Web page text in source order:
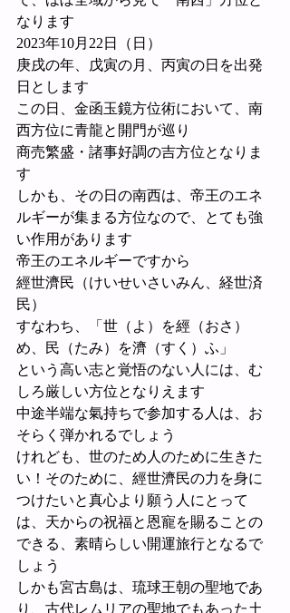
なります
2023年10月22日（日）
庚戌の年、戊寅の月、丙寅の日を出発
日とします
この日、金函玉鏡方位術において、南
西方位に青龍と開門が巡り
商売繁盛・諸事好調の吉方位となりま
す
しかも、その日の南西は、帝王のエネ
ルギーが集まる方位なので、とても強
い作用があります
帝王のエネルギーですから
經世濟民（けいせいさいみん、経世済
民）
すなわち、「世（よ）を經（おさ）
め、民（たみ）を濟（すく）ふ」
という高い志と覚悟のない人には、む
しろ厳しい方位となりえます
中途半端な氣持ちで参加する人は、お
そらく弾かれるでしょう
けれども、世のため人のために生きた
い！そのために、經世濟民の力を身に
つけたいと真心より願う人にとって
は、天からの祝福と恩寵を賜ることの
できる、素晴らしい開運旅行となるで
しょう
しかも宮古島は、琉球王朝の聖地であ
り、古代レムリアの聖地でもあった土